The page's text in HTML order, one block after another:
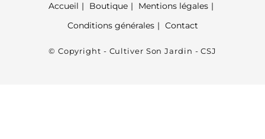
Accueil Boutique
Mentions légales
Conditions générales
Contact
© Copyright - Cultiver Son Jardin - CSJ